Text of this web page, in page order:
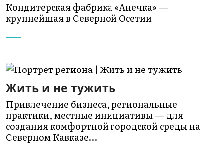
Кондитерская фабрика «Анечка» —
крупнейшая в Северной Осетии
Жить и не тужить
Привлечение бизнеса, региональные
практики, местные инициативы — для
создания комфортной городской среды на
Северном Кавказе…